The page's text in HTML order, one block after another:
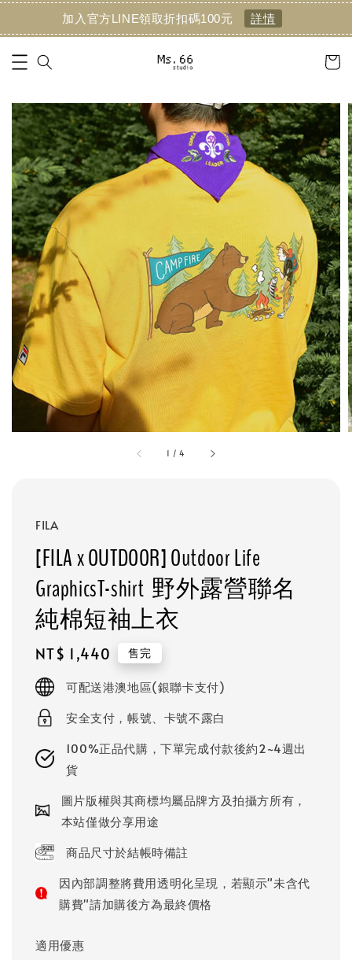
加入官方LINE領取折扣碼100元 詳情
1 /4
FILA
[FILA x OUTDOOR] Outdoor Life
GraphicsT-shirt 野外露營聯名
純棉短袖上衣
Regular
price
NT$ 1,440 售完
可配送港澳地區(銀聯卡支付)
安全支付，帳號、卡號不露白
100%正品代購，下單完成付款後約2~4週出
貨
圖片版權與其商標均屬品牌方及拍攝方所有，
本站僅做分享用途
商品尺寸於結帳時備註
因內部調整將費用透明化呈現，若顯示"未含代
購費"請加購後方為最終價格
適用優惠